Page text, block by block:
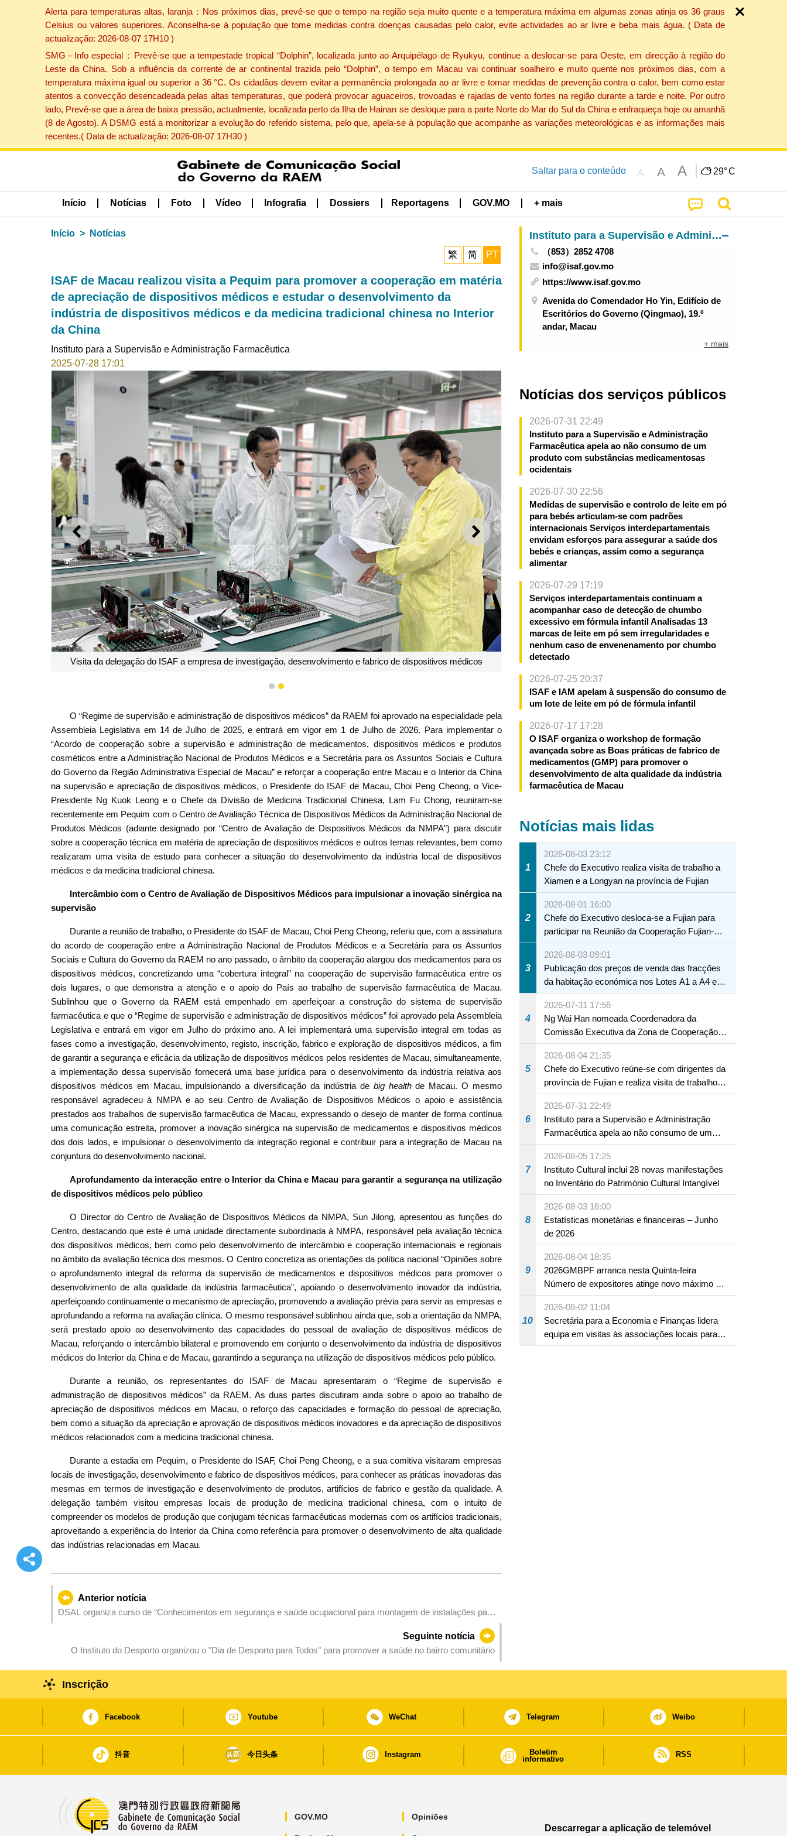
Alerta para temperaturas altas, laranja：Nos próximos dias, prevê-se que o tempo na região seja muito quente e a temperatura máxima em algumas zonas atinja os 36 graus
Celsius ou valores superiores. Aconselha-se à população que tome medidas contra doenças causadas pelo calor, evite actividades ao ar livre e beba mais água. ( Data de
actualização: 2026-08-07 17H10 )
SMG－Info especial：Prevê-se que a tempestade tropical “Dolphin”, localizada junto ao Arquipélago de Ryukyu, continue a deslocar-se para Oeste, em direcção à região do
Leste da China. Sob a influência da corrente de ar continental trazida pelo “Dolphin”, o tempo em Macau vai continuar soalheiro e muito quente nos próximos dias, com a
temperatura máxima igual ou superior a 36 °C. Os cidadãos devem evitar a permanência prolongada ao ar livre e tomar medidas de prevenção contra o calor, bem como estar
atentos a convecção desencadeada pelas altas temperaturas, que poderá provocar aguaceiros, trovoadas e rajadas de vento fortes na região durante a tarde e noite. Por outro
lado, Prevê-se que a área de baixa pressão, actualmente, localizada perto da Ilha de Hainan se desloque para a parte Norte do Mar do Sul da China e enfraqueça hoje ou amanhã
(8 de Agosto). A DSMG está a monitorizar a evolução do referido sistema, pelo que, apela-se à população que acompanhe as variações meteorológicas e as informações mais
recentes.( Data de actualização: 2026-08-07 17H30 )
Saltar para o conteúdo A A A 29°C
Início Notícias Foto Vídeo Infografia Dossiers Reportagens GOV.MO + mais
Início Notícias
繁 简 PT
ISAF de Macau realizou visita a Pequim para promover a cooperação em matéria
de apreciação de dispositivos médicos e estudar o desenvolvimento da
indústria de dispositivos médicos e da medicina tradicional chinesa no Interior
da China
Instituto para a Supervisão e Administração Farmacêutica
2025-07-28 17:01
ANTERIOR SEGUINTE
Reunião entre o ISAF de Macau e o Centro de Avaliação Técnica de Dispositivos Médicos da NMPA
1 2
O “Regime de supervisão e administração de dispositivos médicos” da RAEM foi aprovado na especialidade pela
Assembleia Legislativa em 14 de Julho de 2025, e entrará em vigor em 1 de Julho de 2026. Para implementar o
“Acordo de cooperação sobre a supervisão e administração de medicamentos, dispositivos médicos e produtos
cosméticos entre a Administração Nacional de Produtos Médicos e a Secretária para os Assuntos Sociais e Cultura
do Governo da Região Administrativa Especial de Macau” e reforçar a cooperação entre Macau e o Interior da China
na supervisão e apreciação de dispositivos médicos, o Presidente do ISAF de Macau, Choi Peng Cheong, o Vice-
Presidente Ng Kuok Leong e o Chefe da Divisão de Medicina Tradicional Chinesa, Lam Fu Chong, reuniram-se
recentemente em Pequim com o Centro de Avaliação Técnica de Dispositivos Médicos da Administração Nacional de
Produtos Médicos (adiante designado por “Centro de Avaliação de Dispositivos Médicos da NMPA”) para discutir
sobre a cooperação técnica em matéria de apreciação de dispositivos médicos e outros temas relevantes, bem como
realizaram uma visita de estudo para conhecer a situação do desenvolvimento da indústria local de dispositivos
médicos e da medicina tradicional chinesa.
Intercâmbio com o Centro de Avaliação de Dispositivos Médicos para impulsionar a inovação sinérgica na
supervisão
Durante a reunião de trabalho, o Presidente do ISAF de Macau, Choi Peng Cheong, referiu que, com a assinatura
do acordo de cooperação entre a Administração Nacional de Produtos Médicos e a Secretária para os Assuntos
Sociais e Cultura do Governo da RAEM no ano passado, o âmbito da cooperação alargou dos medicamentos para os
dispositivos médicos, concretizando uma “cobertura integral” na cooperação de supervisão farmacêutica entre os
dois lugares, o que demonstra a atenção e o apoio do País ao trabalho de supervisão farmacêutica de Macau.
Sublinhou que o Governo da RAEM está empenhado em aperfeiçoar a construção do sistema de supervisão
farmacêutica e que o “Regime de supervisão e administração de dispositivos médicos” foi aprovado pela Assembleia
Legislativa e entrará em vigor em Julho do próximo ano. A lei implementará uma supervisão integral em todas as
fases como a investigação, desenvolvimento, registo, inscrição, fabrico e exploração de dispositivos médicos, a fim
de garantir a segurança e eficácia da utilização de dispositivos médicos pelos residentes de Macau, simultaneamente,
a implementação dessa supervisão fornecerá uma base jurídica para o desenvolvimento da indústria relativa aos
dispositivos médicos em Macau, impulsionando a diversificação da indústria de big healthde Macau. O mesmo
responsável agradeceu à NMPA e ao seu Centro de Avaliação de Dispositivos Médicos o apoio e assistência
prestados aos trabalhos de supervisão farmacêutica de Macau, expressando o desejo de manter de forma contínua
uma comunicação estreita, promover a inovação sinérgica na supervisão de medicamentos e dispositivos médicos
dos dois lados, e impulsionar o desenvolvimento da integração regional e contribuir para a integração de Macau na
conjuntura do desenvolvimento nacional.
Aprofundamento da interacção entre o Interior da China e Macau para garantir a segurança na utilização
de dispositivos médicos pelo público
O Director do Centro de Avaliação de Dispositivos Médicos da NMPA, Sun Jilong, apresentou as funções do
Centro, destacando que este é uma unidade directamente subordinada à NMPA, responsável pela avaliação técnica
dos dispositivos médicos, bem como pelo desenvolvimento de intercâmbio e cooperação internacionais e regionais
no âmbito da avaliação técnica dos mesmos. O Centro concretiza as orientações da política nacional “Opiniões sobre
o aprofundamento integral da reforma da supervisão de medicamentos e dispositivos médicos para promover o
desenvolvimento de alta qualidade da indústria farmacêutica”, apoiando o desenvolvimento inovador da indústria,
aperfeiçoando continuamente o mecanismo de apreciação, promovendo a avaliação prévia para servir as empresas e
aprofundando a reforma na avaliação clínica. O mesmo responsável sublinhou ainda que, sob a orientação da NMPA,
será prestado apoio ao desenvolvimento das capacidades do pessoal de avaliação de dispositivos médicos de
Macau, reforçando o intercâmbio bilateral e promovendo em conjunto o desenvolvimento da indústria de dispositivos
médicos do Interior da China e de Macau, garantindo a segurança na utilização de dispositivos médicos pelo público.
Durante a reunião, os representantes do ISAF de Macau apresentaram o “Regime de supervisão e
administração de dispositivos médicos” da RAEM. As duas partes discutiram ainda sobre o apoio ao trabalho de
apreciação de dispositivos médicos em Macau, o reforço das capacidades e formação do pessoal de apreciação,
bem como a situação da apreciação e aprovação de dispositivos médicos inovadores e da apreciação de dispositivos
médicos relacionados com a medicina tradicional chinesa.
Durante a estadia em Pequim, o Presidente do ISAF, Choi Peng Cheong, e a sua comitiva visitaram empresas
locais de investigação, desenvolvimento e fabrico de dispositivos médicos, para conhecer as práticas inovadoras das
mesmas em termos de investigação e desenvolvimento de produtos, artifícios de fabrico e gestão da qualidade. A
delegação também visitou empresas locais de produção de medicina tradicional chinesa, com o intuito de
compreender os modelos de produção que conjugam técnicas farmacêuticas modernas com os artifícios tradicionais,
aproveitando a experiência do Interior da China como referência para promover o desenvolvimento de alta qualidade
das indústrias relacionadas em Macau.
Anterior notícia
DSAL organiza curso de “Conhecimentos em segurança e saúde ocupacional para montagem de instalações para
Seguinte notícia
O Instituto do Desporto organizou o "Dia de Desporto para Todos" para promover a saúde no bairro comunitário
Instituto para a Supervisão e Administração Farmacêutica
（853）2852 4708
info@isaf.gov.mo
https://www.isaf.gov.mo
Avenida do Comendador Ho Yin, Edifício de
Escritórios do Governo (Qingmao), 19.º
andar, Macau
+ mais
Notícias dos serviços públicos
2026-07-31 22:49
Instituto para a Supervisão e Administração
Farmacêutica apela ao não consumo de um
produto com substâncias medicamentosas
ocidentais
2026-07-30 22:56
Medidas de supervisão e controlo de leite em pó
para bebés articulam-se com padrões
internacionais Serviços interdepartamentais
envidam esforços para assegurar a saúde dos
bebés e crianças, assim como a segurança
alimentar
2026-07-29 17:19
Serviços interdepartamentais continuam a
acompanhar caso de detecção de chumbo
excessivo em fórmula infantil Analisadas 13
marcas de leite em pó sem irregularidades e
nenhum caso de envenenamento por chumbo
detectado
2026-07-25 20:37
ISAF e IAM apelam à suspensão do consumo de
um lote de leite em pó de fórmula infantil
2026-07-17 17:28
O ISAF organiza o workshop de formação
avançada sobre as Boas práticas de fabrico de
medicamentos (GMP) para promover o
desenvolvimento de alta qualidade da indústria
farmacêutica de Macau
Notícias mais lidas
1
2026-08-03 23:12
Chefe do Executivo realiza visita de trabalho a
Xiamen e a Longyan na província de Fujian
2
2026-08-01 16:00
Chefe do Executivo desloca-se a Fujian para
participar na Reunião da Cooperação Fujian-
Macau
3
2026-08-03 09:01
Publicação dos preços de venda das fracções
da habitação económica nos Lotes A1 a A4 e
A12 da Zona A dos Novos Aterros
4
2026-07-31 17:56
Ng Wai Han nomeada Coordenadora da
Comissão Executiva da Zona de Cooperação
Aprofundada entre Guangdong e Macau em
Hengqin
5
2026-08-04 21:35
Chefe do Executivo reúne-se com dirigentes da
província de Fujian e realiza visita de trabalho
em Fuzhou
6
2026-07-31 22:49
Instituto para a Supervisão e Administração
Farmacêutica apela ao não consumo de um
produto com substâncias medicamentosas
ocidentais
7
2026-08-05 17:25
Instituto Cultural inclui 28 novas manifestações
no Inventário do Património Cultural Intangível
8
2026-08-03 16:00
Estatísticas monetárias e financeiras – Junho
de 2026
9
2026-08-04 18:35
2026GMBPF arranca nesta Quinta-feira
Número de expositores atinge novo máximo em
18 anos
10
2026-08-02 11:04
Secretária para a Economia e Finanças lidera
equipa em visitas às associações locais para
consolidar consensos e promover os trabalhos
Inscrição
Facebook Youtube WeChat Telegram Weibo
抖音 今日头条 Instagram
Boletim
informativo
RSS
GOV.MO Opiniões
Descarregar a aplicação de telemóvel